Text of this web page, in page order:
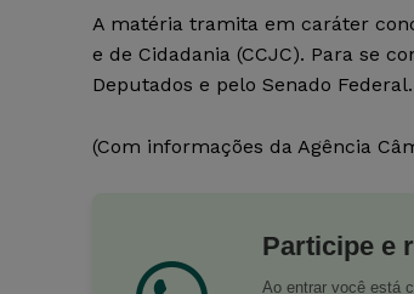
A matéria tramita em caráter
e de Cidadania (CCJC). Para se
Deputados e pelo Senado Federal.
(Com informações da Agência
Participe e
Ao entrar você está